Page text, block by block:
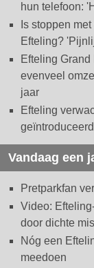
hun telefoon:
Is stoppen
Efteling?
Efteling
evenveel
jaar
Efteling
Vandaag een
Pretparkfan
Video:
door dichte
Nóg een
meedoen